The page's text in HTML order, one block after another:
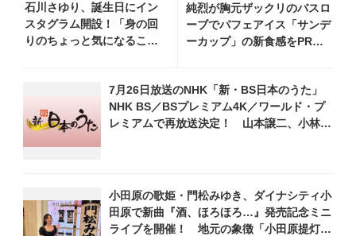
石川さゆり、誕生日にイン
スタグラム開設！「身の回
りのちょっと気になること
純烈が胸元ザックリのバスロ
ーブでパフェアイス「サンデ
ーカップ」の新食感をPRす
7月26日放送のNHK「新・BS日本のうた」
NHK BS／BSプレミアム4K／ワールド・プ
レミアムで再放送決定！ 山本譲二、小林幸
小田原の歌姫・門松みゆき、ダイナシティ小
田原で新曲『酒、ほろほろ…』発売記念ミニ
ライブを開催！ 地元の象徴「小田原提灯」